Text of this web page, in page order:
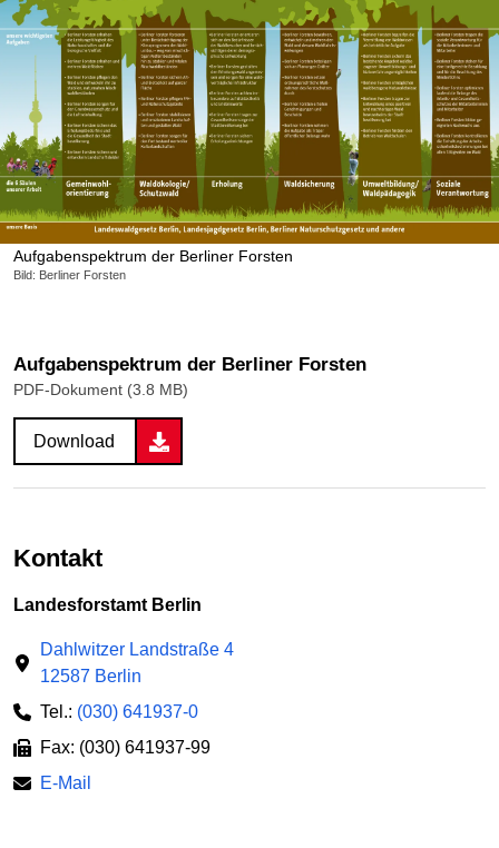
Aufgabenspektrum der Berliner Forsten
Bild: Berliner Forsten
Aufgabenspektrum der Berliner Forsten
PDF-Dokument (3.8 MB)
Download
Kontakt
Landesforstamt Berlin
Dahlwitzer Landstraße 4
12587 Berlin
Tel.: (030) 641937-0
Fax: (030) 641937-99
E-Mail